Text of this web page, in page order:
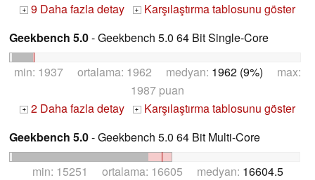
+ 9 Daha fazla detay + Karşılaştırma tablosunu göster
Geekbench 5.0- Geekbench 5.0 64 Bit Single-Core
min: 1937 ortalama: 1962 medyan: 1962 (9%) max:
1987 puan
+ 2 Daha fazla detay + Karşılaştırma tablosunu göster
Geekbench 5.0- Geekbench 5.0 64 Bit Multi-Core
min: 15251 ortalama: 16605 medyan: 16604.5